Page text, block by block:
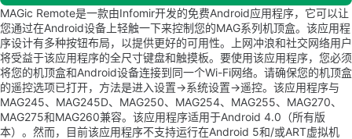
MAGic Remote是一款由Infomir开发的免费Android应用程序，它可以让
您通过在Android设备上轻触一下来控制您的MAG系列机顶盒。该应用程
序设计有多种按钮布局，以提供更好的可用性。上网冲浪和社交网络用户
将受益于该应用程序的全尺寸键盘和触摸板。要使用该应用程序，您必须
将您的机顶盒和Android设备连接到同一个Wi-Fi网络。请确保您的机顶盒
的遥控选项已打开，方法是进入设置->系统设置->遥控。该应用程序与
MAG245、MAG245D、MAG250、MAG254、MAG255、MAG270、
MAG275和MAG260兼容。该应用程序适用于Android 4.0（所有版
本）。然而，目前该应用程序不支持运行在Android 5和/或ART虚拟机